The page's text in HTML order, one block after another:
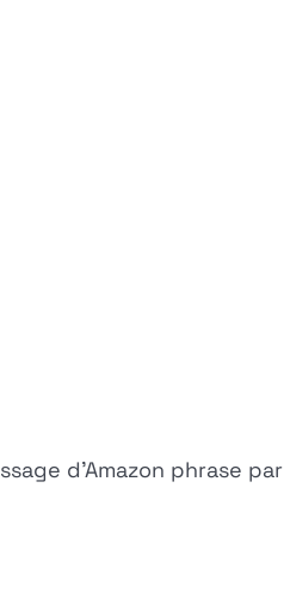
d'Amazon phrase par